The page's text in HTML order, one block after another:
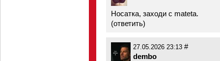
Носатка, заходи с mateta.
(ответить)
27.05.2026 23:13 #
dembo